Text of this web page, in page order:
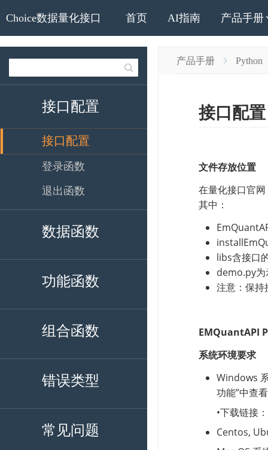
Choice数据量化接口 首页 AI指南 产品手册
接口配置
接口配置
登录函数
退出函数
数据函数
功能函数
组合函数
错误类型
常见问题
产品手册 Python